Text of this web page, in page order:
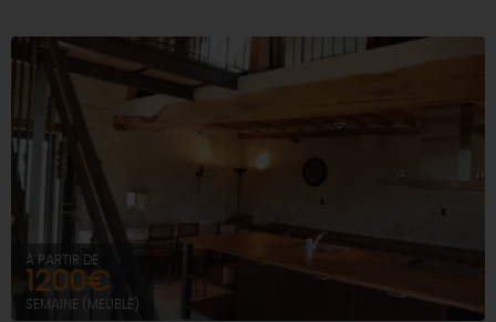
À PARTIR DE
1200€
SEMAINE (MEUBLÉ)